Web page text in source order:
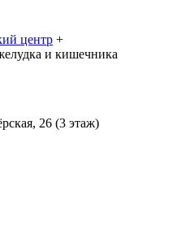
центр +
и кишечника
26 (3 этаж)